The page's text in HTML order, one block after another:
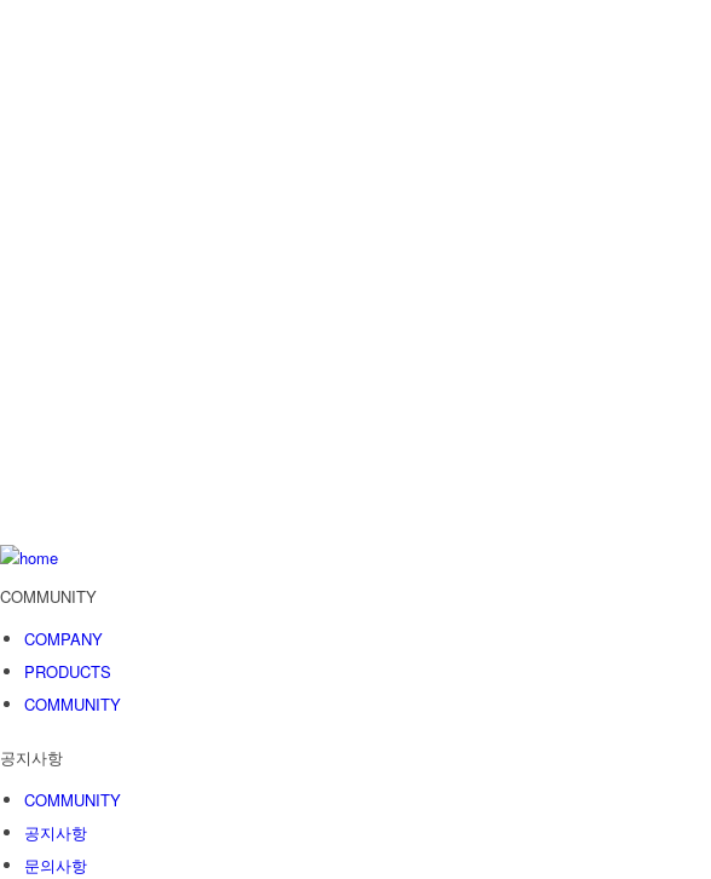
COMMUNITY
COMPANY
PRODUCTS
COMMUNITY
공지사항
COMMUNITY
공지사항
문의사항